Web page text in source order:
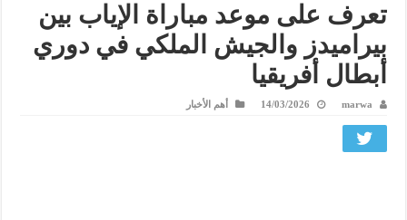
تعرف على موعد مباراة الإياب بين
بيراميدز والجيش الملكي في دوري
أبطال أفريقيا
marwa
14/03/2026 أهم الأخبار